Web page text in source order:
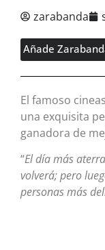
zarabanda
Añade
El famoso
una exquisita
ganadora de
“El día más
volverá; pero
personas más